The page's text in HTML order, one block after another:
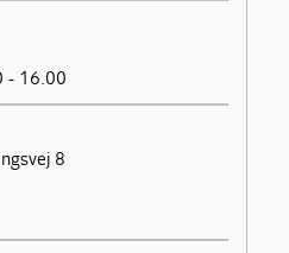
- 16.00
8